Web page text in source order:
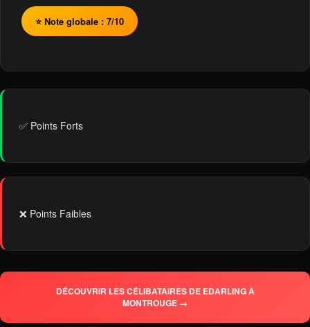
⭐ Note globale : 7/10
✅ Points Forts
❌ Points Faibles
DÉCOUVRIR LES CÉLIBATAIRES DE EDARLING À
MONTROUGE →